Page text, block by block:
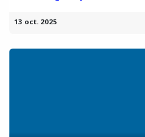
13 oct. 2025